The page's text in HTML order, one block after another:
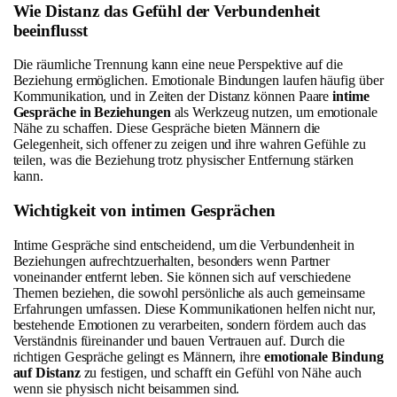
Wie Distanz das Gefühl der Verbundenheit
beeinflusst
Die räumliche Trennung kann eine neue Perspektive auf die
Beziehung ermöglichen. Emotionale Bindungen laufen häufig über
Kommunikation, und in Zeiten der Distanz können Paareintime
Gespräche in Beziehungenals Werkzeug nutzen, um emotionale
Nähe zu schaffen. Diese Gespräche bieten Männern die
Gelegenheit, sich offener zu zeigen und ihre wahren Gefühle zu
teilen, was die Beziehung trotz physischer Entfernung stärken
kann.
Wichtigkeit von intimen Gesprächen
Intime Gespräche sind entscheidend, um die Verbundenheit in
Beziehungen aufrechtzuerhalten, besonders wenn Partner
voneinander entfernt leben. Sie können sich auf verschiedene
Themen beziehen, die sowohl persönliche als auch gemeinsame
Erfahrungen umfassen. Diese Kommunikationen helfen nicht nur,
bestehende Emotionen zu verarbeiten, sondern fördern auch das
Verständnis füreinander und bauen Vertrauen auf. Durch die
richtigen Gespräche gelingt es Männern, ihre emotionale Bindung
auf Distanzzu festigen, und schafft ein Gefühl von Nähe auch
wenn sie physisch nicht beisammen sind.